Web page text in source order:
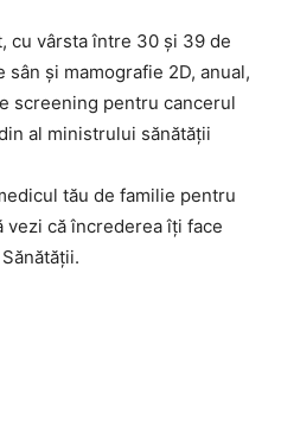
cu vârsta între 30 și 39 de
și mamografie 2D, anual,
screening pentru cancerul
al ministrului sănătății
tău de familie pentru
vezi că încrederea îți face